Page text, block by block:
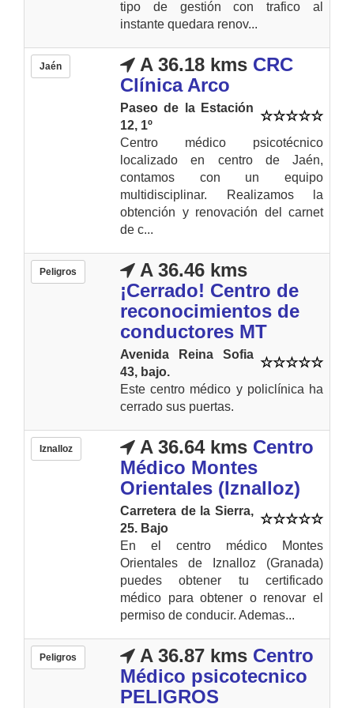
tipo de gestión con trafico al
instante quedara renov...
Jaén A 36.18 kms CRC
Clínica Arco
Paseo de la Estación
12, 1º
Centro médico psicotécnico
localizado en centro de Jaén,
contamos con un equipo
multidisciplinar. Realizamos la
obtención y renovación del carnet
de c...
Peligros
A 36.46 kms
¡Cerrado! Centro de
reconocimientos de
conductores MT
Avenida Reina Sofia
43, bajo.
Este centro médico y policlínica ha
cerrado sus puertas.
Iznalloz A 36.64 kms Centro
Médico Montes
Orientales (Iznalloz)
Carretera de la Sierra,
25. Bajo
En el centro médico Montes
Orientales de Iznalloz (Granada)
puedes obtener tu certificado
médico para obtener o renovar el
permiso de conducir. Ademas...
Peligros A 36.87 kms Centro
Médico psicotecnico
PELIGROS